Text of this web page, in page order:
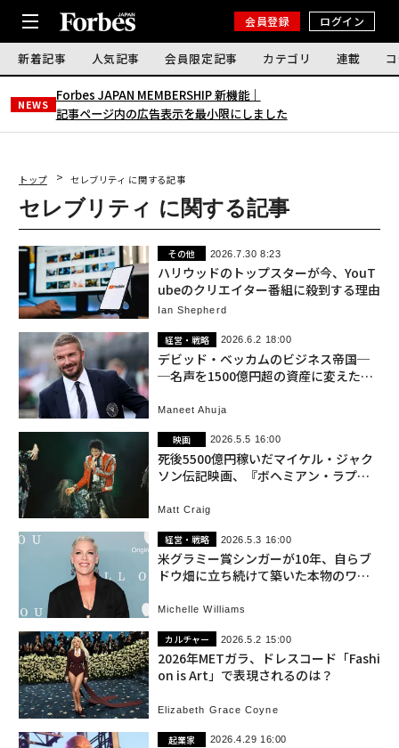
会員登録 ログイン
新着記事 人気記事 会員限定記事 カテゴリ 連載
NEWS
Forbes JAPAN MEMBERSHIP 新機能｜
記事ページ内の広告表示を最小限にしました
トップ セレブリティ に関する記事
セレブリティ に関する記事
その他 2026.7.30 8:23
ハリウッドのトップスターが今、YouT
ubeのクリエイター番組に殺到する理由
Ian Shepherd
経営・戦略 2026.6.2 18:00
デビッド・ベッカムのビジネス帝国─
─名声を1500億円超の資産に変えた戦
Maneet Ahuja
映画 2026.5.5 16:00
死後5500億円稼いだマイケル・ジャク
ソン伝記映画、『ボヘミアン・ラプソ
Matt Craig
経営・戦略 2026.5.3 16:00
米グラミー賞シンガーが10年、自らブ
ドウ畑に立ち続けて築いた本物のワイ
Michelle Williams
カルチャー 2026.5.2 15:00
2026年METガラ、ドレスコード「Fashi
on is Art」で表現されるのは？
Elizabeth Grace Coyne
起業家 2026.4.29 16:00